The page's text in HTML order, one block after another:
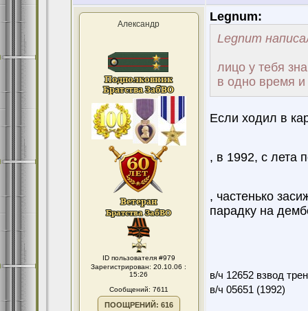
Александр
ID пользователя #979
Зарегистрирован: 20.10.06 :
15:26
Сообщений: 7611
ПООЩРЕНИЙ: 616
Legnum:
Legnum
лицо у тебя
в одно время
Если ходил в
, в 1992, с лета
, частенько
парадку на
в/ч 12652 взвод
в/ч 05651 (1992)